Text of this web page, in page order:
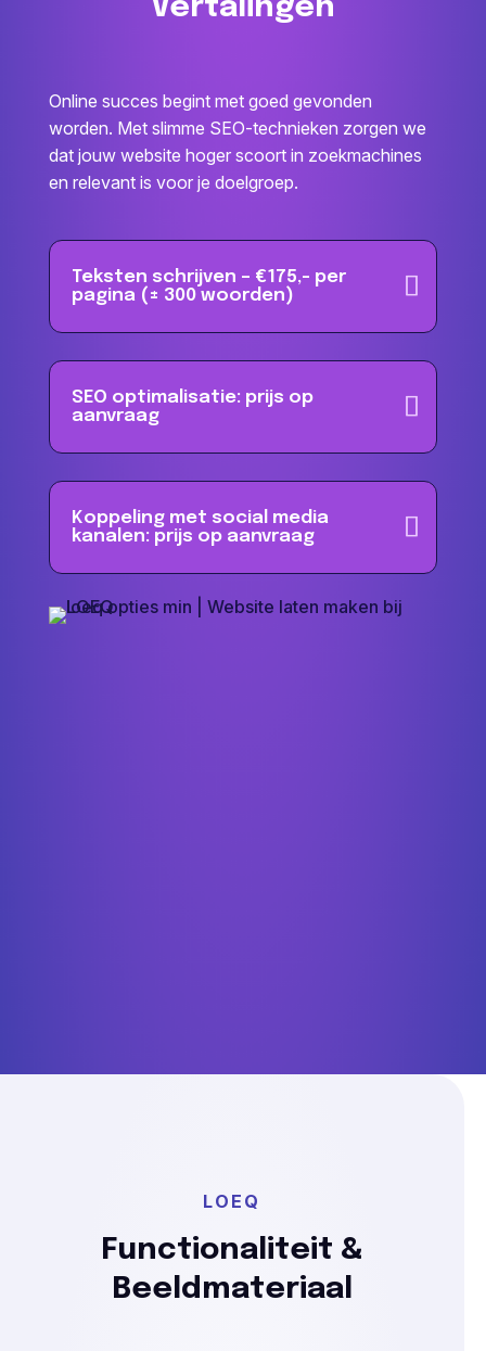
Vertalingen
Online succes begint met goed gevonden
worden. Met slimme SEO-technieken zorgen we
dat jouw website hoger scoort in zoekmachines
en relevant is voor je doelgroep.
Teksten schrijven – €175,- per
pagina (± 300 woorden)
SEO optimalisatie: prijs op
aanvraag
Koppeling met social media
kanalen: prijs op aanvraag
LOEQ
Functionaliteit &
Beeldmateriaal